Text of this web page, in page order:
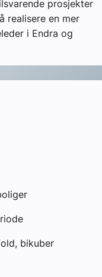
prosjekter
realisere en mer
i Endra og
bikuber